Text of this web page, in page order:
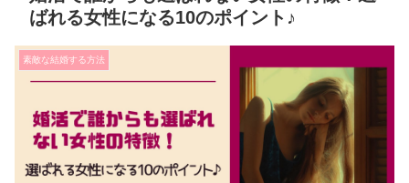
ばれる女性になる10のポイント♪
素敵な結婚する方法